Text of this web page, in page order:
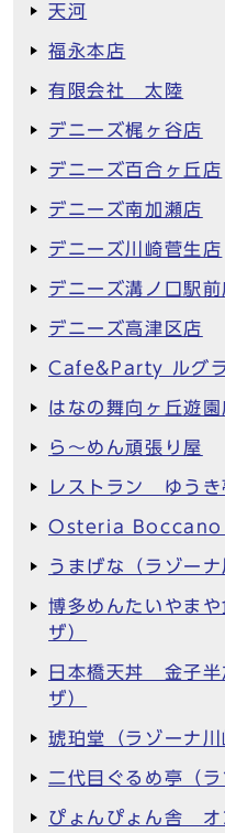
天河
福永本店
有限会社 太陸
デニーズ梶ヶ谷店
デニーズ百合ヶ丘店
デニーズ南加瀬店
デニーズ川崎菅生店
デニーズ溝ノ口駅前
デニーズ高津区店
Cafe&Party ルグ
はなの舞向ヶ丘遊園
ら～めん頑張り屋
レストラン ゆうき
Osteria Boccano
うまげな（ラゾーナ
博多めんたいやま
ザ）
日本橋天丼 金子半
ザ）
琥珀堂（ラゾーナ川
二代目ぐるめ亭（ラ
ぴょんぴょん舎 オ